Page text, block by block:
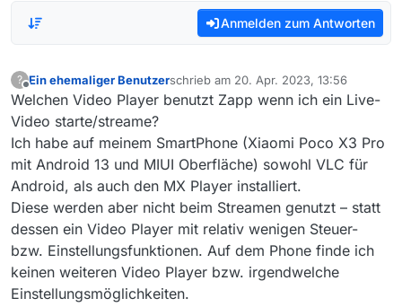
Anmelden zum Antworten
?
Offline
Ein ehemaliger Benutzerschrieb am 20. Apr. 2023, 13:56
zuletzt editiert von
Welchen Video Player benutzt Zapp wenn ich ein Live-
Video starte/streame?
Ich habe auf meinem SmartPhone (Xiaomi Poco X3 Pro
mit Android 13 und MIUI Oberfläche) sowohl VLC für
Android, als auch den MX Player installiert.
Diese werden aber nicht beim Streamen genutzt – statt
dessen ein Video Player mit relativ wenigen Steuer-
bzw. Einstellungsfunktionen. Auf dem Phone finde ich
keinen weiteren Video Player bzw. irgendwelche
Einstellungsmöglichkeiten.